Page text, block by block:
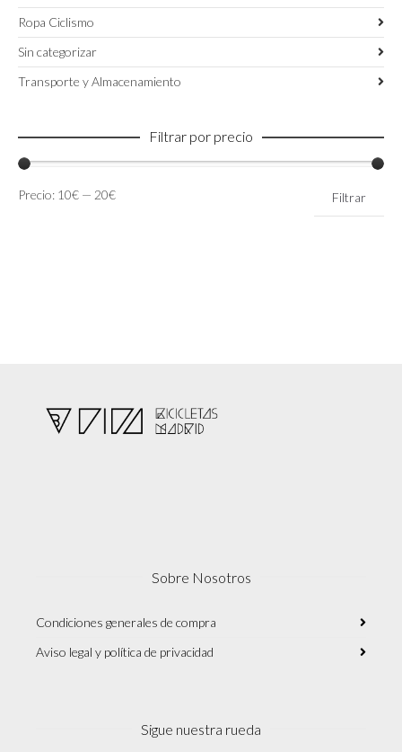
Ropa Ciclismo
Sin categorizar
Transporte y Almacenamiento
Filtrar por precio
Precio
Precio
Filtrar
Precio: 10€ — 20€
Sobre Nosotros
Condiciones generales de compra
Aviso legal y política de privacidad
Sigue nuestra rueda